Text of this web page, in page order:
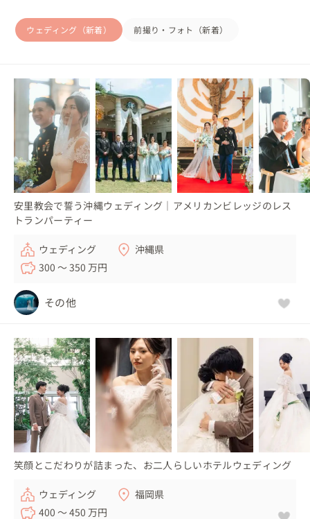
ウェディング（新着） 前撮り・フォト（新着）
安里教会で誓う沖縄ウェディング｜アメリカンビレッジのレス
トランパーティー
ウェディング
沖縄県
300 〜 350 万円
その他
笑顔とこだわりが詰まった、お二人らしいホテルウェディング
ウェディング
福岡県
400 〜 450 万円